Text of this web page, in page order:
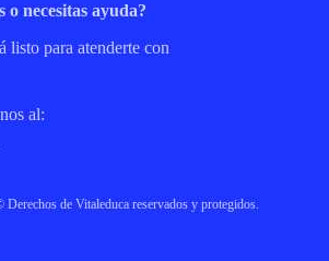
o necesitas ayuda?
listo para atenderte con
al:
Derechos de Vitaleduca reservados y protegidos.